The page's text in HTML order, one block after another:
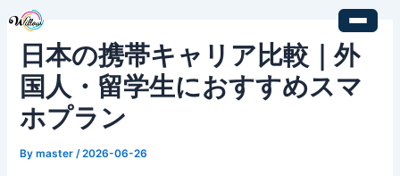
日本の携帯キャリア比較｜外
国人・留学生におすすめスマ
ホプラン
Bymaster /2026-06-26
Post
navigation